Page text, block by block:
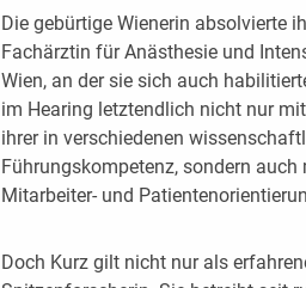
Die gebürtige Wienerin absolvierte
Fachärztin für Anästhesie und
Wien, an der sie sich auch
im Hearing letztendlich nicht nur
ihrer in verschiedenen
Führungskompetenz, sondern
Mitarbeiter- und
Doch Kurz gilt nicht nur als